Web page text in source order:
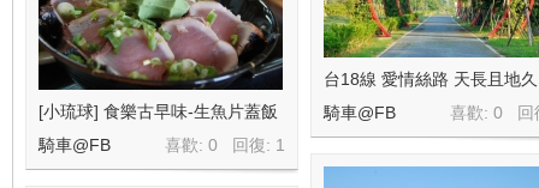
台18線 愛情絲路 天長且地久
喜歡: 0 回
騎車@FB
[小琉球] 食樂古早味-生魚片蓋飯
喜歡: 0 回復: 1
騎車@FB